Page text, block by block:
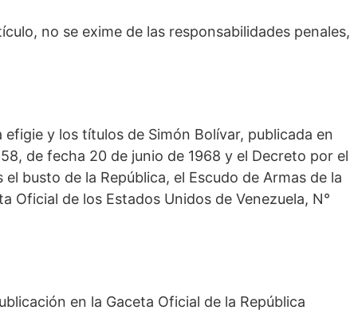
no se exime de las responsabilidades penales,
y los títulos de Simón Bolívar, publicada en
de fecha 20 de junio de 1968 y el Decreto por el
busto de la República, el Escudo de Armas de la
Oficial de los Estados Unidos de Venezuela, N°
en la Gaceta Oficial de la República